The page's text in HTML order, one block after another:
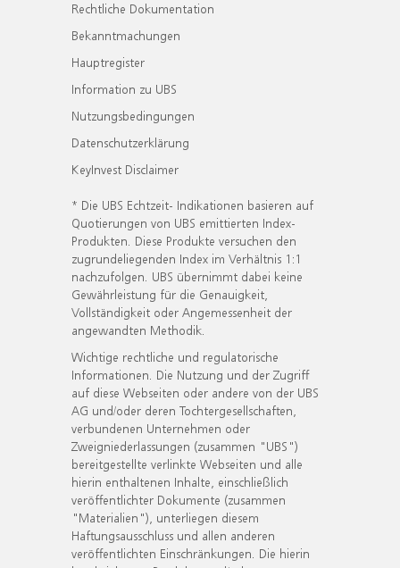
Rechtliche Dokumentation
Bekanntmachungen
Hauptregister
Information zu UBS
Nutzungsbedingungen
Datenschutzerklärung
KeyInvest Disclaimer
* Die UBS Echtzeit- Indikationen basieren auf
Quotierungen von UBS emittierten Index-
Produkten. Diese Produkte versuchen den
zugrundeliegenden Index im Verhältnis 1:1
nachzufolgen. UBS übernimmt dabei keine
Gewährleistung für die Genauigkeit,
Vollständigkeit oder Angemessenheit der
angewandten Methodik.
Wichtige rechtliche und regulatorische
Informationen. Die Nutzung und der Zugriff
auf diese Webseiten oder andere von der UBS
AG und/oder deren Tochtergesellschaften,
verbundenen Unternehmen oder
Zweigniederlassungen (zusammen "UBS")
bereitgestellte verlinkte Webseiten und alle
hierin enthaltenen Inhalte, einschließlich
veröffentlichter Dokumente (zusammen
"Materialien"), unterliegen diesem
Haftungsausschluss und allen anderen
veröffentlichten Einschränkungen. Die hierin